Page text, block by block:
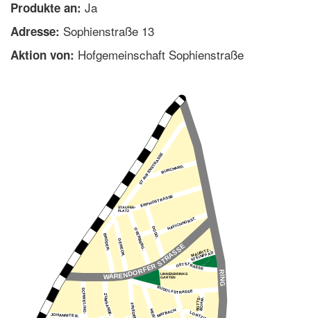
Produkte an: Ja
Adresse: Sophienstraße 13
Aktion von: Hofgemeinschaft Sophienstraße